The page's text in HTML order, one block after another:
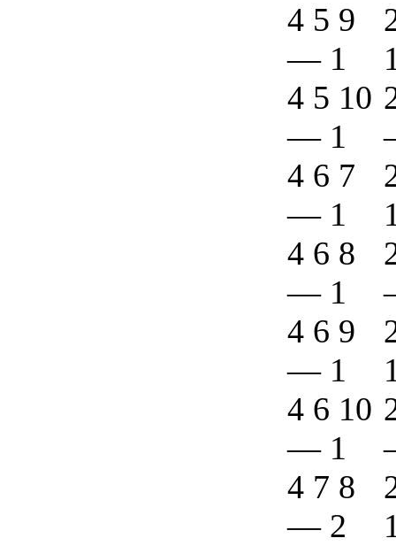
4 5 9
— 1
4 5 10
— 1
4 6 7
— 1
4 6 8
— 1
4 6 9
— 1
4 6 10
— 1
4 7 8
— 2